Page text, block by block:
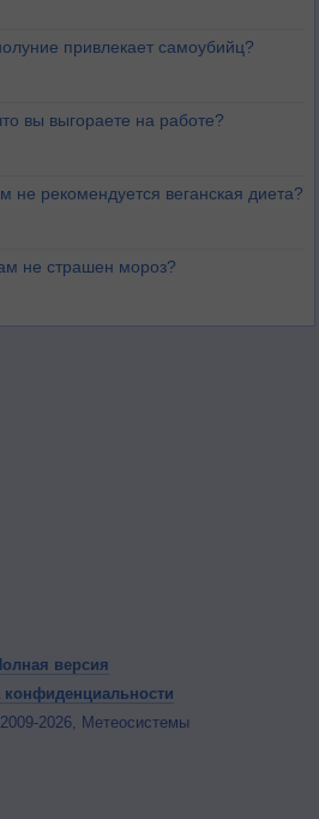
привлекает самоубийц?
вы выгораете на работе?
не рекомендуется веганская диета?
не страшен мороз?
версия
конфиденциальности
2026, Метеосистемы